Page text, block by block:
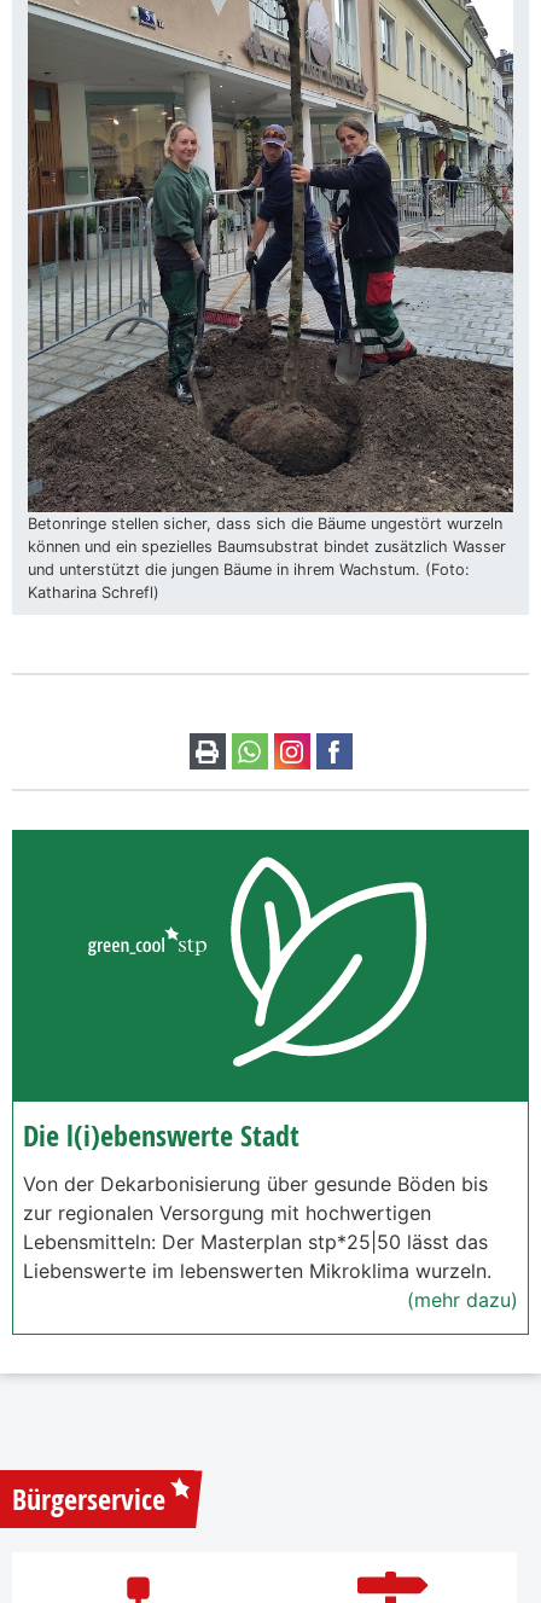
Betonringe stellen sicher, dass sich die Bäume ungestört wurzeln
können und ein spezielles Baumsubstrat bindet zusätzlich Wasser
und unterstützt die jungen Bäume in ihrem Wachstum. (Foto:
Katharina Schrefl)
Die l(i)ebenswerte Stadt
Von der Dekarbonisierung über gesunde Böden bis
zur regionalen Versorgung mit hochwertigen
Lebensmitteln: Der Masterplan stp*25|50 lässt das
Liebenswerte im lebenswerten Mikroklima wurzeln.
(mehr dazu)
Bürgerservice